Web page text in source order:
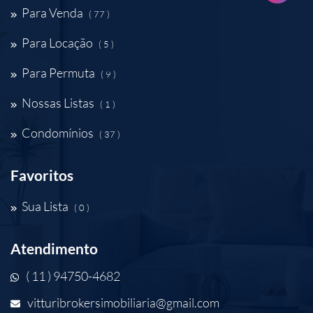
Para Venda ( 77 )
Para Locação ( 5 )
Para Permuta ( 9 )
Nossas Listas ( 1 )
Condomínios ( 37 )
Favoritos
Sua Lista ( 0 )
Atendimento
( 11 ) 94750-4682
vitturibrokersimobiliaria@gmail.com